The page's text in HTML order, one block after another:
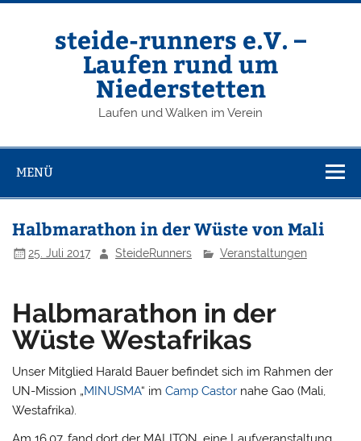
Zum
steide-runners e.V. –
Laufen rund um
Niederstetten
Laufen und Walken im Verein
MENÜ
Halbmarathon in der Wüste von Mali
25. Juli 2017 SteideRunners Veranstaltungen
Halbmarathon in der
Wüste Westafrikas
Unser Mitglied Harald Bauer befindet sich im Rahmen der
UN-Mission „MINUSMA“ imCamp Castor nahe Gao (Mali,
Westafrika).